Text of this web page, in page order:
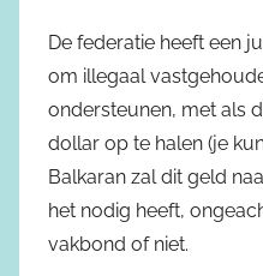
De federatie heeft een
om illegaal
ondersteunen, met als
dollar op te halen (je
Balkaran zal dit geld
het nodig heeft,
vakbond of niet.